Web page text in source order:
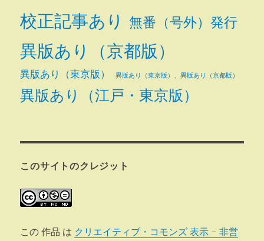
校正記事あり 無番（号外）発行
異版あり（京都版）
異版あり（東京版） 異版あり（東京版）、異版あり（京都版）
異版あり（江戸・東京版）
このサイトのクレジット
この 作品 は クリエイティブ・コモンズ 表示 - 非営